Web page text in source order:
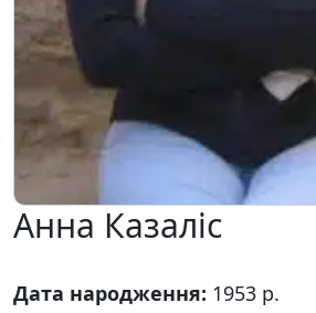
Анна Казаліс
Дата народження: 1953 р.